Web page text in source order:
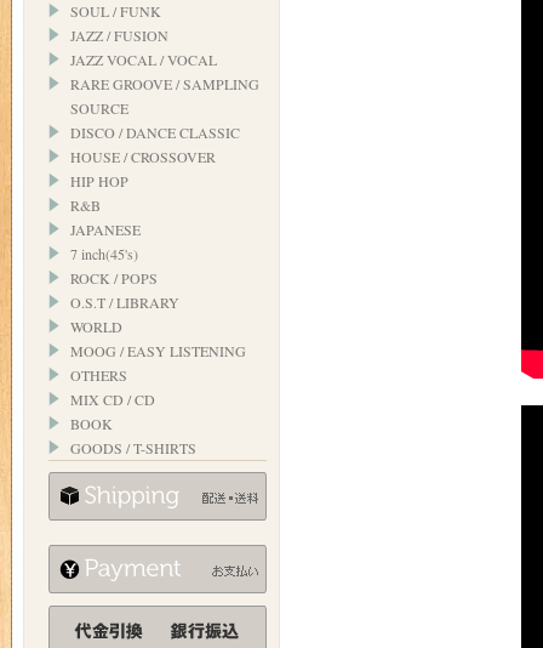
SOUL / FUNK
JAZZ / FUSION
JAZZ VOCAL / VOCAL
RARE GROOVE / SAMPLING
SOURCE
DISCO / DANCE CLASSIC
HOUSE / CROSSOVER
HIP HOP
R&B
JAPANESE
7 inch(45's)
ROCK / POPS
O.S.T / LIBRARY
WORLD
MOOG / EASY LISTENING
OTHERS
MIX CD / CD
BOOK
GOODS / T-SHIRTS